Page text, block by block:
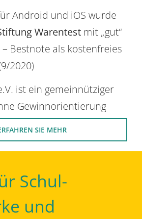
Android und iOS wurde
Warentest mit „gut“
Bestnote als kostenfreies
2020)
ist ein gemeinnütziger
Gewinnorientierung
SIE MEHR
Schul-
und